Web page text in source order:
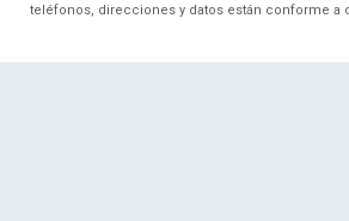
teléfonos, direcciones y datos están conforme a